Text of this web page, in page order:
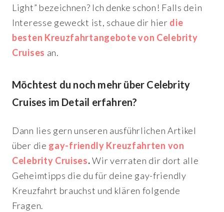
Light” bezeichnen? Ich denke schon! Falls dein
Interesse geweckt ist, schaue dir hier die
besten Kreuzfahrtangebote von Celebrity
Cruises an.
Möchtest du noch mehr über Celebrity
Cruises im Detail erfahren?
Dann lies gern unseren ausführlichen Artikel
über die gay-friendly Kreuzfahrten von
Celebrity Cruises.Wir verraten dir dort alle
Geheimtipps die du für deine gay-friendly
Kreuzfahrt brauchst und klären folgende
Fragen.